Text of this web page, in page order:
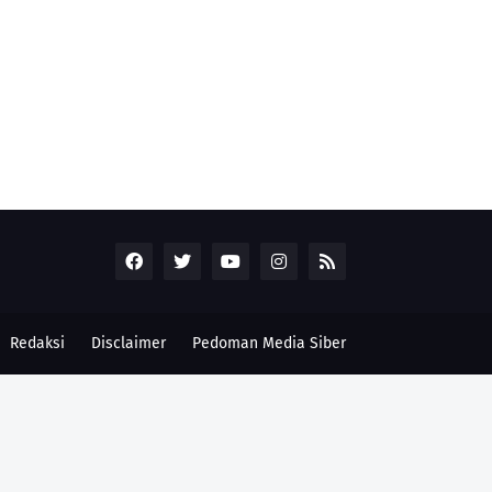
Redaksi Disclaimer Pedoman Media Siber